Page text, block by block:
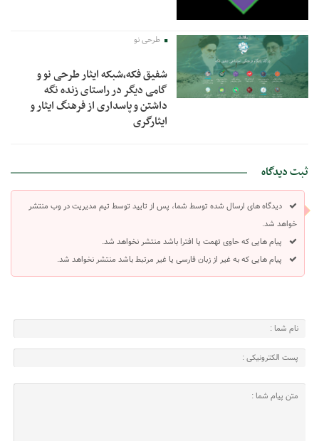
طرحی نو
شفیق فکه،شبکه ایثار طرحی نو و
گامی دیگر در راستای زنده نگه
داشتن و پاسداری از فرهنگ ایثار و
ایثارگری
ثبت دیدگاه
دیدگاه های ارسال شده توسط شما، پس از تایید توسط تیم مدیریت در وب منتشر
خواهد شد.
پیام هایی که حاوی تهمت یا افترا باشد منتشر نخواهد شد.
پیام هایی که به غیر از زبان فارسی یا غیر مرتبط باشد منتشر نخواهد شد.